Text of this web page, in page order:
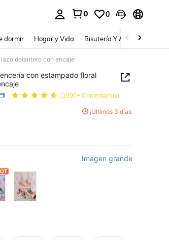
0 0
dormir Hogar y Vida Bisutería Y Accesorios
delantero con encaje
con estampado floral
(1000+ Comentarios)
AVAILABILITY¡Últimos 3 días
Imagen grande